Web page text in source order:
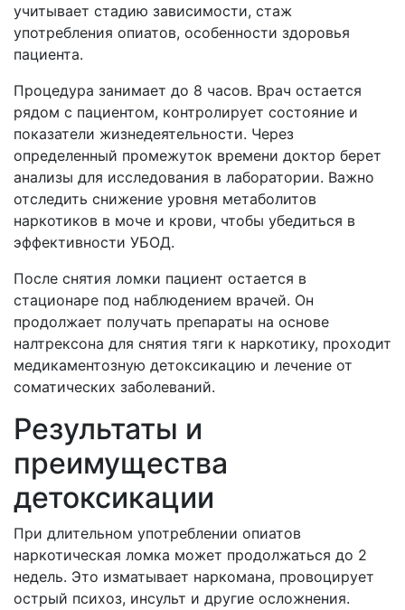
учитывает стадию зависимости, стаж
употребления опиатов, особенности здоровья
пациента.
Процедура занимает до 8 часов. Врач остается
рядом с пациентом, контролирует состояние и
показатели жизнедеятельности. Через
определенный промежуток времени доктор берет
анализы для исследования в лаборатории. Важно
отследить снижение уровня метаболитов
наркотиков в моче и крови, чтобы убедиться в
эффективности УБОД.
После снятия ломки пациент остается в
стационаре под наблюдением врачей. Он
продолжает получать препараты на основе
налтрексона для снятия тяги к наркотику, проходит
медикаментозную детоксикацию и лечение от
соматических заболеваний.
Результаты и
преимущества
детоксикации
При длительном употреблении опиатов
наркотическая ломка может продолжаться до 2
недель. Это изматывает наркомана, провоцирует
острый психоз, инсульт и другие осложнения.